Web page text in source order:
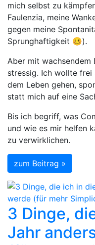
mich selbst zu
Faulenzia, meine
gegen meine
Sprunghaftigkeit 🥴).
Aber mit wachsendem
stressig. Ich wollte
dem Leben gehen,
statt mich auf eine
Bis ich begriff, was
und wie es mir helfen
zu verwirklichen.
zum Beitrag »
3 Dinge,
Jahr